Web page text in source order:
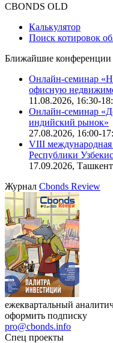
CBONDS OLD
Калькулятор
Поиск котировок
Ближайшие конференции
Онлайн-семинар
офисную
11.08.2026, 16:30-
Онлайн-семинар
индийский рынок»
27.08.2026, 16:00-
VIII
Республики
17.09.2026, Ташкент
Журнал Cbonds Review
ежеквартальный
оформить подписку
pro@cbonds.info
Спец проекты